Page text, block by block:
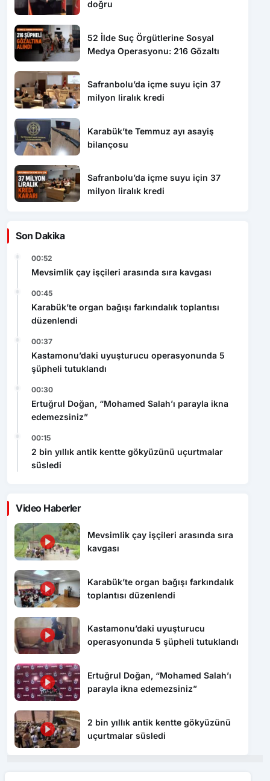
doğru
52 İlde Suç Örgütlerine Sosyal
Medya Operasyonu: 216 Gözaltı
Safranbolu’da içme suyu için 37
milyon liralık kredi
Karabük’te Temmuz ayı asayiş
bilançosu
Safranbolu’da içme suyu için 37
milyon liralık kredi
Son Dakika
00:52
Mevsimlik çay işçileri arasında sıra kavgası
00:45
Karabük’te organ bağışı farkındalık toplantısı
düzenlendi
00:37
Kastamonu’daki uyuşturucu operasyonunda 5
şüpheli tutuklandı
00:30
Ertuğrul Doğan, “Mohamed Salah’ı parayla ikna
edemezsiniz”
00:15
2 bin yıllık antik kentte gökyüzünü uçurtmalar
süsledi
Video Haberler
Mevsimlik çay işçileri arasında sıra
kavgası
Karabük’te organ bağışı farkındalık
toplantısı düzenlendi
Kastamonu’daki uyuşturucu
operasyonunda 5 şüpheli tutuklandı
Ertuğrul Doğan, “Mohamed Salah’ı
parayla ikna edemezsiniz”
2 bin yıllık antik kentte gökyüzünü
uçurtmalar süsledi